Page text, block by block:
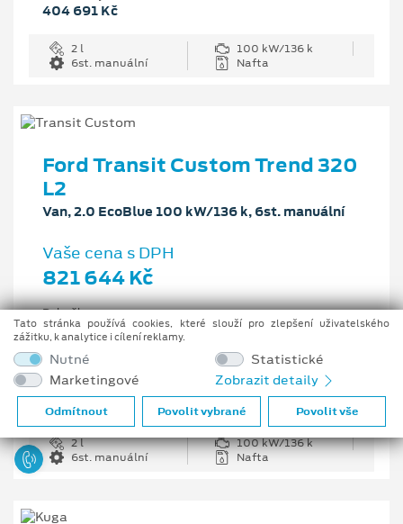
404 691 Kč
2 l
100 kW/136 k
6st. manuální
Nafta
Ford Transit Custom Trend 320
L2
Van, 2.0 EcoBlue 100 kW/136 k, 6st. manuální
Vaše cena s DPH
821 644 Kč
Pobočka
Opava
1 226 335 Kč
Cenové zvýhodnění
404 691 Kč
2 l
100 kW/136 k
6st. manuální
Nafta
Tato stránka používá cookies, které slouží pro zlepšení uživatelského
zážitku, k analytice i cílení reklamy.
Nutné
Statistické
Marketingové
Zobrazit detaily
Odmítnout Povolit vybrané Povolit vše